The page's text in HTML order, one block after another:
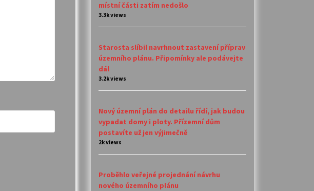
místní části zatím nedošlo
3.3k views
Starosta slíbil navrhnout zastavení příprav
územního plánu. Připomínky ale podávejte
dál
3.2k views
Nový územní plán do detailu řídí, jak budou
vypadat domy i ploty. Přízemní dům
postavíte už jen výjimečně
2k views
Proběhlo veřejné projednání návrhu
nového územního plánu